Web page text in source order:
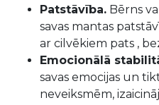
Patstāvība. Bērns
savas mantas
ar cilvēkiem pats ,
Emocionālā
savas emocijas un
neveiksmēm,